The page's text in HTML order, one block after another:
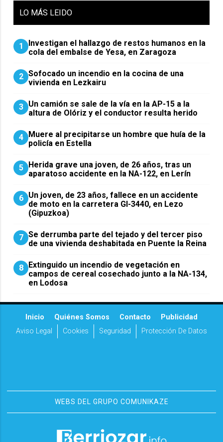
LO MÁS LEIDO
1
Investigan el hallazgo de restos humanos en la
cola del embalse de Yesa, en Zaragoza
2 Sofocado un incendio en la cocina de una
vivienda en Lezkairu
3 Un camión se sale de la vía en la AP-15 a la
altura de Olóriz y el conductor resulta herido
4 Muere al precipitarse un hombre que huía de la
policía en Estella
5 Herida grave una joven, de 26 años, tras un
aparatoso accidente en la NA-122, en Lerín
6 Un joven, de 23 años, fallece en un accidente
de moto en la carretera GI-3440, en Lezo
(Gipuzkoa)
7 Se derrumba parte del tejado y del tercer piso
de una vivienda deshabitada en Puente la Reina
8 Extinguido un incendio de vegetación en
campos de cereal cosechado junto a la NA-134,
en Lodosa
Inicio Quiénes Somos Contacto
Publicidad
Aviso Legal
Cookies Seguridad Protección De Datos
WEBS DEL GRUPO COMUNIKAZE